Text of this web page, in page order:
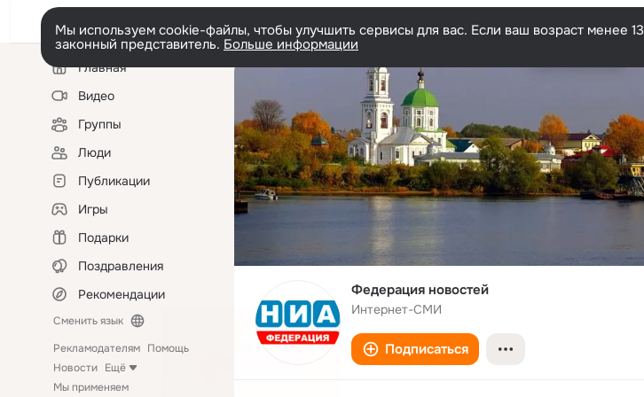
Мы используем cookie-файлы, чтобы улучшить сервисы для вас. Если ваш возраст менее
законный представитель. Больше информации
Левая
колонкаГлавная
Видео
Группы
Люди
Публикации
Игры
Подарки
Поздравления
Рекомендации
Сменить язык
Рекламодателям Помощь
Новости Ещё
Мы применяем
Федерация новостей
Интернет-СМИ
Подписаться